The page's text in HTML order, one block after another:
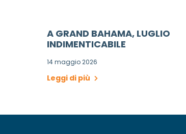
A GRAND BAHAMA, LUGLIO
INDIMENTICABILE
14 maggio 2026
Leggi di più